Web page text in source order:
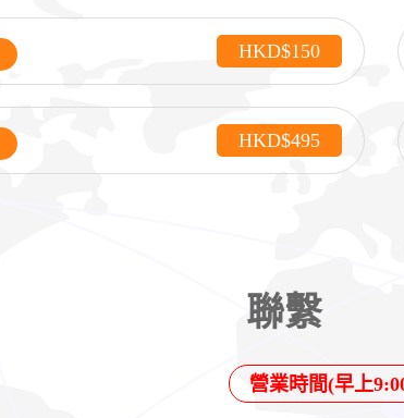
HKD$150
HKD$495
聯繫
營業時間(早上